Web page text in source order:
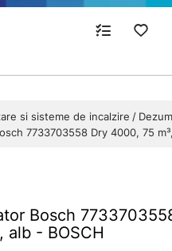
si sisteme de incalzire
7733703558 Dry 4000, 75
Bosch
alb - BOSCH